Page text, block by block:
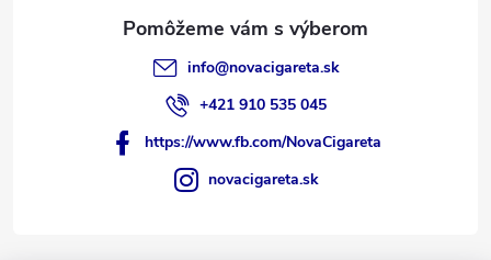
info@novacigareta.sk
+421 910 535 045
https://www.fb.com/NovaCigareta
novacigareta.sk